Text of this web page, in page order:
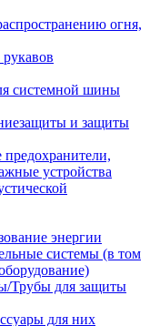
огня,
системной шины
и защиты
устройства
энергии
системы (в том
Трубы для защиты
для них